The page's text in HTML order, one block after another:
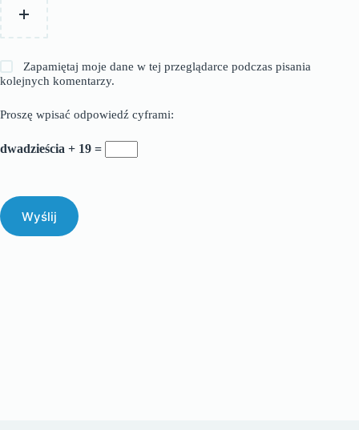
Zapamiętaj moje dane w tej przeglądarce podczas pisania
kolejnych komentarzy.
Proszę wpisać odpowiedź cyframi:
dwadzieścia + 19 =
Wyślij